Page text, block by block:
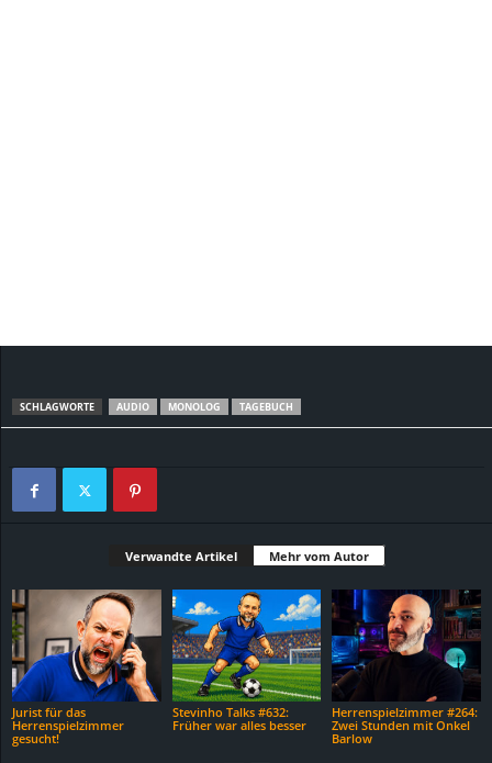
SCHLAGWORTE AUDIO MONOLOG TAGEBUCH
Verwandte Artikel Mehr vom Autor
Jurist für das
Herrenspielzimmer
gesucht!
Stevinho Talks #632:
Früher war alles besser
Herrenspielzimmer #264:
Zwei Stunden mit Onkel
Barlow